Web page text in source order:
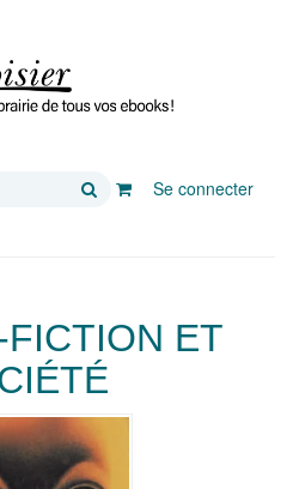
Rechercher
Se connecter
ET